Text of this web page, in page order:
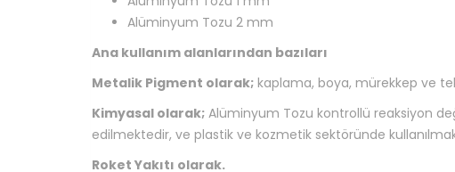
Alüminyum Tozu 2 mm
Ana kullanım alanlarından bazıları
Metalik Pigment olarak; kaplama, boya, mürekkep ve
Kimyasal olarak; Alüminyum Tozu kontrollü reaksiyon
edilmektedir, ve plastik ve kozmetik sektöründe
Roket Yakıtı olarak.